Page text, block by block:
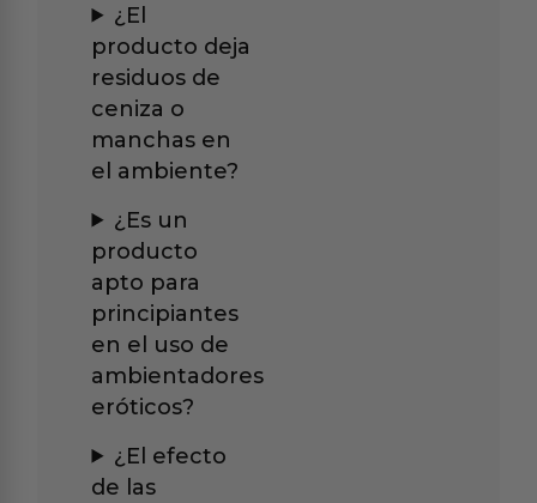
¿El
producto deja
residuos de
ceniza o
manchas en
el ambiente?
¿Es un
producto
apto para
principiantes
en el uso de
ambientadores
eróticos?
¿El efecto
de las